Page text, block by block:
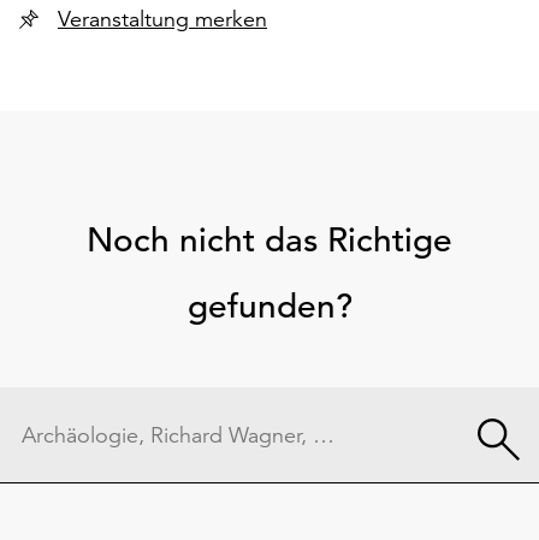
Veranstaltung merken
Noch nicht das Richtige
gefunden?